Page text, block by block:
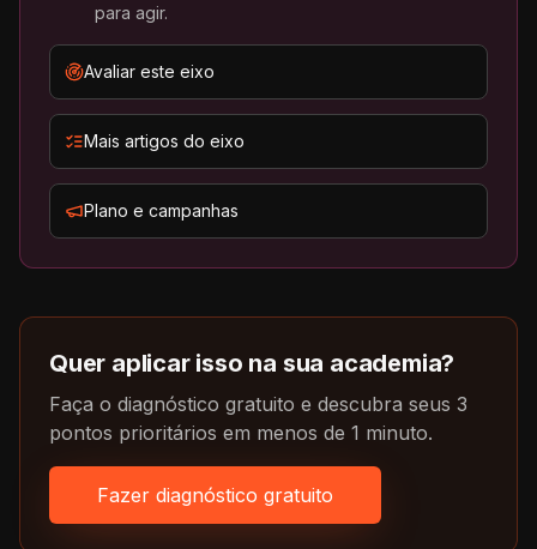
para agir.
Avaliar este eixo
Mais artigos do eixo
Plano e campanhas
Quer aplicar isso na sua academia?
Faça o diagnóstico gratuito e descubra seus 3
pontos prioritários em menos de 1 minuto.
Fazer diagnóstico gratuito